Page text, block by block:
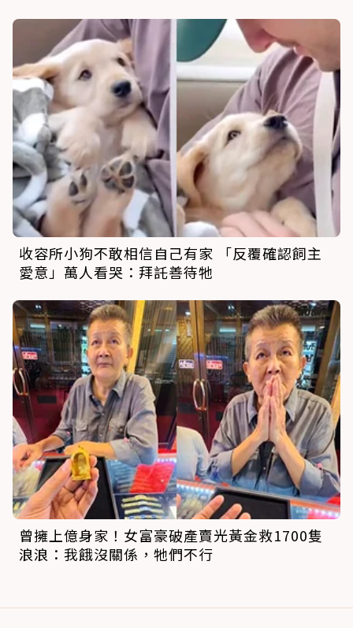
收容所小狗不敢相信自己有家 「反覆確認飼主
愛意」萬人看哭：拜託善待牠
曾擁上億身家！女富豪破產賣光黃金救1700隻
浪浪：我餓沒關係，牠們不行